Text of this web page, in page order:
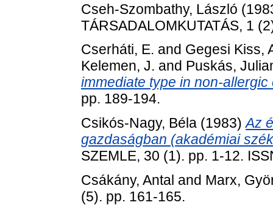
Cseh-Szombathy, László
TÁRSADALOMKUTATÁS, 1
Cserháti, E. and Gegesi Kiss,
Kelemen, J. and Puskás,
immediate type in non-allergic
pp. 189-194.
Csikós-Nagy, Béla (1983)Az
gazdaságban (akadémiai
SZEMLE, 30 (1). pp. 1-12.
Csákány, Antal and Marx,
(5). pp. 161-165.